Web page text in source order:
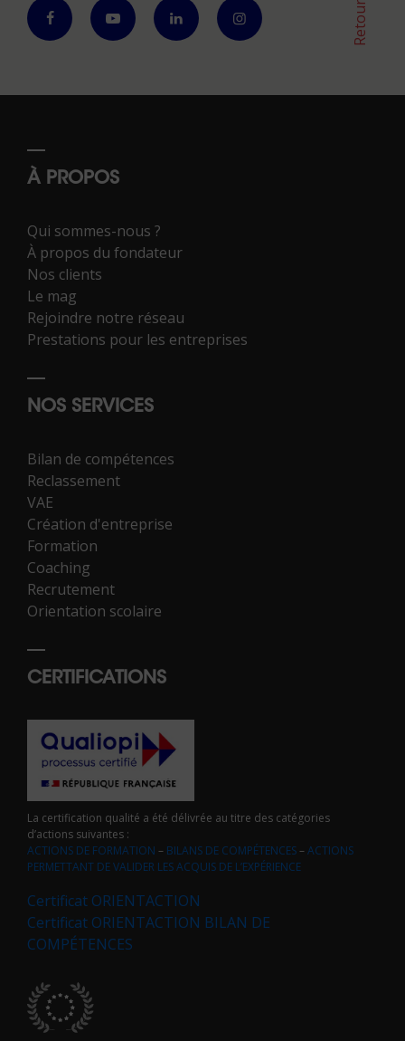
À PROPOS
Qui sommes-nous ?
À propos du fondateur
Nos clients
Le mag
Rejoindre notre réseau
Prestations pour les entreprises
NOS SERVICES
Bilan de compétences
Reclassement
VAE
Création d'entreprise
Formation
Coaching
Recrutement
Orientation scolaire
CERTIFICATIONS
La certification qualité a été délivrée au titre des catégories
d’actions suivantes :
ACTIONS DE FORMATION – BILANS DE COMPÉTENCES–ACTIONS
PERMETTANT DE VALIDER LES ACQUIS DE L’EXPÉRIENCE
Certificat ORIENTACTION
Certificat ORIENTACTION BILAN DE
COMPÉTENCES